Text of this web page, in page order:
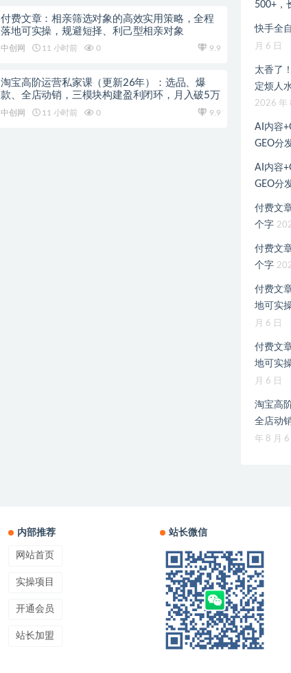
付费文章：相亲筛选对象的高效实用策略，全程
落地可实操，规避短择、利己型相亲对象
中创网 11 小时前 0 9.9
淘宝高阶运营私家课（更新26年）：选品、爆
款、全店动销，三模块构建盈利闭环，月入破5万
中创网 11 小时前 0 9.9
500+，
快手全
月 6 日
太香了
定烦人
2026 年
AI内容
GEO分
AI内容
GEO分
付费文
个字
付费文
个字
付费文
地可实
月 6 日
付费文
地可实
月 6 日
淘宝高
全店动
年 8 月 6
内部推荐
网站首页
实操项目
开通会员
站长加盟
站长微信